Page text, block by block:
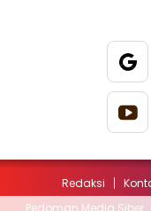
Redaksi
Pedoman Media Siber